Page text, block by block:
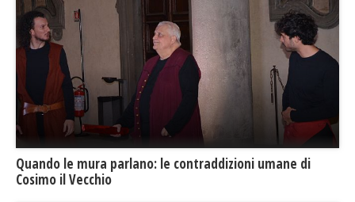
​Quando le mura parlano: le contraddizioni umane di
Cosimo il Vecchio